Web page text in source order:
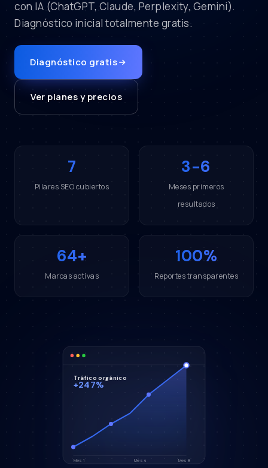
con IA (ChatGPT, Claude, Perplexity, Gemini).
Diagnóstico inicial totalmente gratis.
Diagnóstico gratis
Ver planes y precios
7
Pilares SEO cubiertos
3-6
Meses primeros
resultados
64+
Marcas activas
100%
Reportes transparentes
Tráfico orgánico
+247%
Mes 1 Mes 4 Mes 8